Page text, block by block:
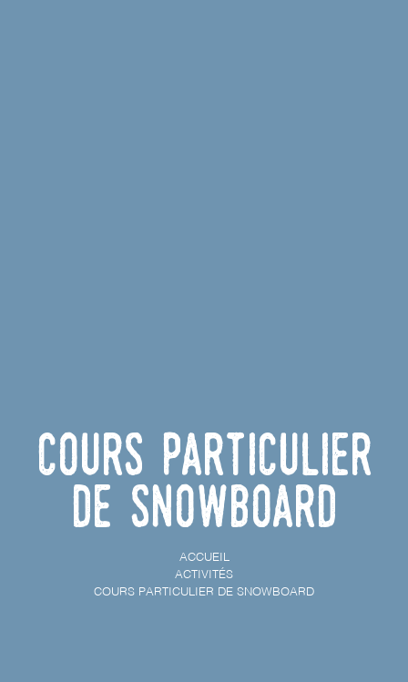
Cours particulier
de Snowboard
ACCUEIL
ACTIVITÉS
COURS PARTICULIER DE SNOWBOARD